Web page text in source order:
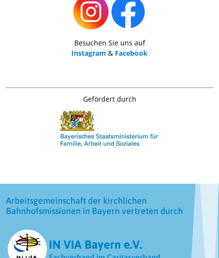
Besuchen Sie uns auf
Instagram & Facebook
Gefördert durch
Arbeitsgemeinschaft der kirchlichen
Bahnhofsmissionen in Bayern vertreten durch
IN VIA Bayern e.V.